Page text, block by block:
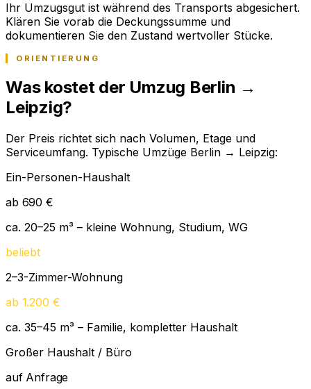
Ihr Umzugsgut ist während des Transports abgesichert.
Klären Sie vorab die Deckungssumme und
dokumentieren Sie den Zustand wertvoller Stücke.
ORIENTIERUNG
Was kostet der Umzug Berlin →
Leipzig?
Der Preis richtet sich nach Volumen, Etage und
Serviceumfang. Typische Umzüge Berlin → Leipzig:
Ein-Personen-Haushalt
ab 690 €
ca. 20–25 m³ – kleine Wohnung, Studium, WG
beliebt
2–3-Zimmer-Wohnung
ab 1.200 €
ca. 35–45 m³ – Familie, kompletter Haushalt
Großer Haushalt / Büro
auf Anfrage